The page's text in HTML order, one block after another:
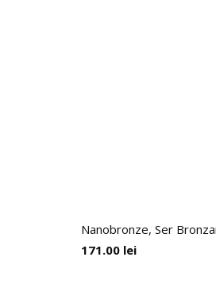
Nanobronze, Ser
171.00 lei